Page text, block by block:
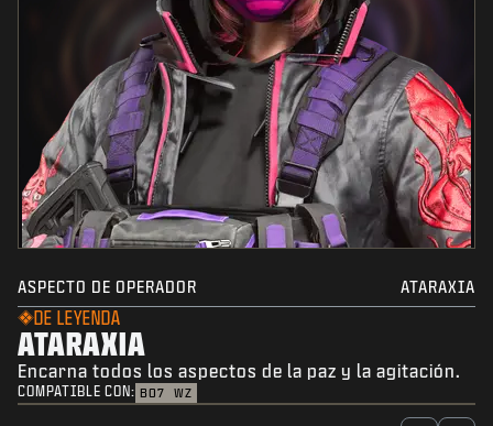
ASPECTO DE OPERADOR ATARAXIA
DE LEYENDA
ATARAXIA
Encarna todos los aspectos de la paz y la agitación.
COMPATIBLE CON: BO7 WZ